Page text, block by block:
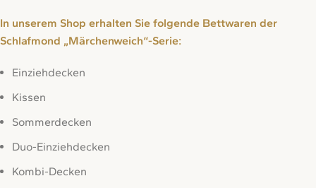
In unserem Shop erhalten Sie folgende Bettwaren der
Schlafmond „Märchenweich“-Serie:
Einziehdecken
Kissen
Sommerdecken
Duo-Einziehdecken
Kombi-Decken